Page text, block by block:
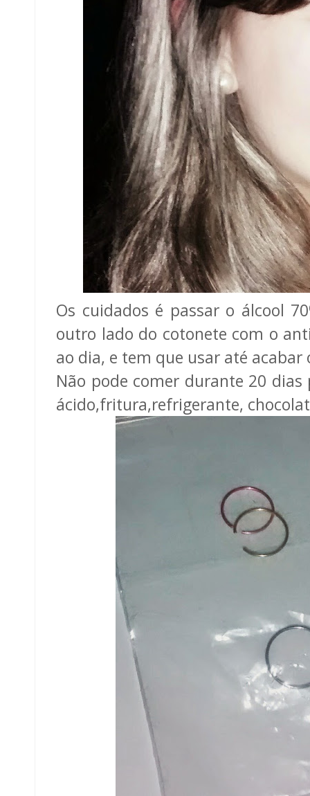
Os cuidados é passar o álcool
outro lado do cotonete com o
ao dia, e tem que usar até acabar
Não pode comer durante 20
ácido,fritura,refrigerante,